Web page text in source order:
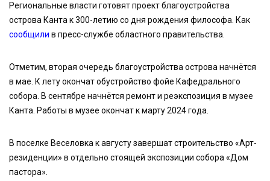
Региональные власти готовят проект благоустройства
острова Канта к 300-летию со дня рождения философа. Как
сообщили в пресс-службе областного правительства.
Отметим, вторая очередь благоустройства острова начнётся
в мае. К лету окончат обустройство фойе Кафедрального
собора. В сентябре начнётся ремонт и реэкспозиция в музее
Канта. Работы в музее окончат к марту 2024 года.
В поселке Веселовкa к августу завершат строительство «Арт-
резиденции» в отдельно стоящей экспозиции собора «Дом
пастора».